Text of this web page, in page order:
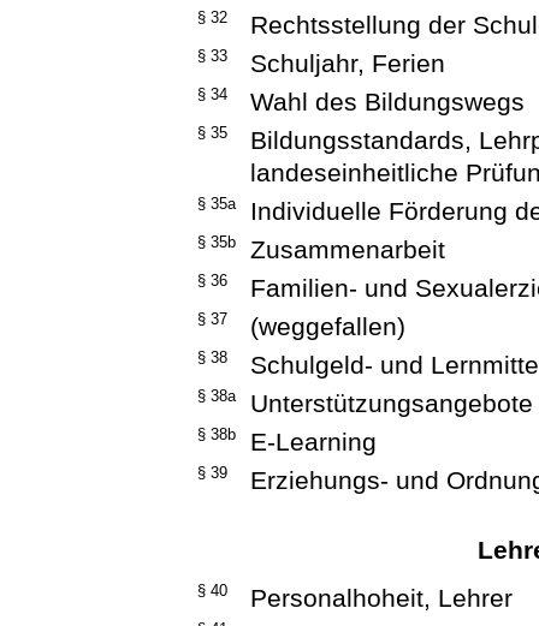
§ 32 Rechtsstellung der
§ 33 Schuljahr, Ferien
§ 34 Wahl des Bildungswegs
§ 35
Bildungsstandards,
landeseinheitliche
§ 35a Individuelle Förderung
§ 35b Zusammenarbeit
§ 36 Familien- und
§ 37 (weggefallen)
§ 38 Schulgeld- und
§ 38a
§ 38b E-Learning
§ 39 Erziehungs- und
§ 40 Personalhoheit, Lehrer